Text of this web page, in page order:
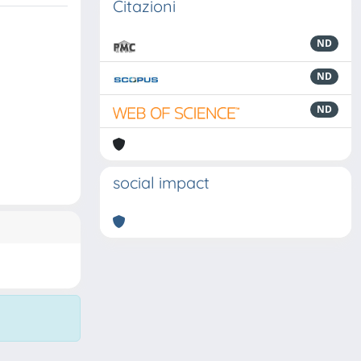
Citazioni
ND
ND
ND
social impact